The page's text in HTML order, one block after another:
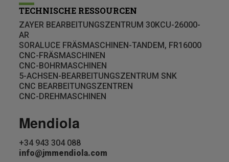
TECHNISCHE RESSOURCEN
ZAYER BEARBEITUNGSZENTRUM 30KCU-26000-
AR
SORALUCE FRÄSMASCHINEN-TANDEM, FR16000
CNC-FRÄSMASCHINEN
CNC-BOHRMASCHINEN
5-ACHSEN-BEARBEITUNGSZENTRUM SNK
CNC BEARBEITUNGSZENTREN
CNC-DREHMASCHINEN
Mendiola
+34 943 304 088
info@jmmendiola.com